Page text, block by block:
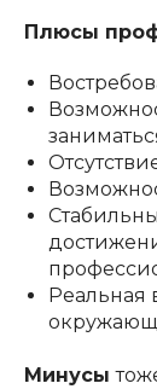
Плюсы
Реальная
Минусы